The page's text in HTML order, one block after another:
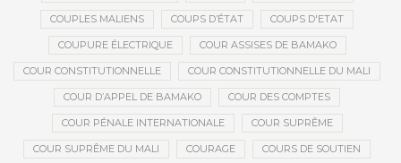
COUPLES MALIENS COUPS D’ÉTAT COUPS D'ETAT
COUPURE ÉLECTRIQUE COUR ASSISES DE BAMAKO
COUR CONSTITUTIONNELLE COUR CONSTITUTIONNELLE DU MALI
COUR D’APPEL DE BAMAKO COUR DES COMPTES
COUR PÉNALE INTERNATIONALE COUR SUPRÊME
COUR SUPRÊME DU MALI COURAGE COURS DE SOUTIEN